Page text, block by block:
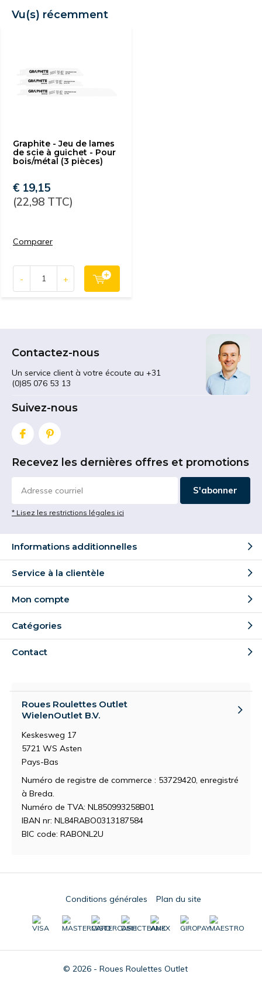
Vu(s) récemment
Graphite - Jeu de lames
de scie à guichet - Pour
bois/métal (3 pièces)
€ 19,15
(22,98 TTC)
Comparer
- +
Contactez-nous
Un service client à votre écoute au +31
(0)85 076 53 13
Suivez-nous
Recevez les dernières offres et promotions
S'abonner
* Lisez les restrictions légales ici
Informations additionnelles
Service à la clientèle
Mon compte
Catégories
Contact
Roues Roulettes Outlet
WielenOutlet B.V.
Keskesweg 17
5721 WS Asten
Pays-Bas
Numéro de registre de commerce : 53729420, enregistré
à Breda.
Numéro de TVA: NL850993258B01
IBAN nr: NL84RABO0313187584
BIC code: RABONL2U
© 2026 - Roues Roulettes Outlet
Conditions générales Plan du site